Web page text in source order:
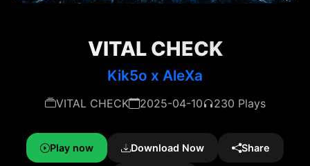
VITAL CHECK
Kik5o x AleXa
VITAL CHECK 2025-04-10 230 Plays
Play now Download Now Share